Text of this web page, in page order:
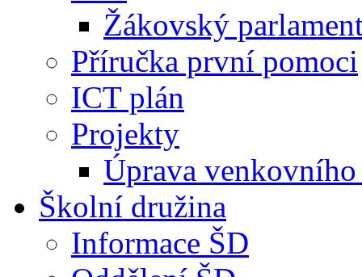
Žákovský
Příručka první pomoci
ICT plán
Projekty
Úprava
Školní družina
Informace ŠD